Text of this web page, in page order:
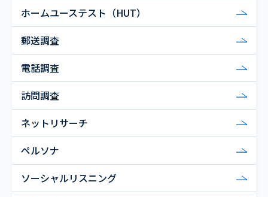
ホームユーステスト（HUT）
郵送調査
電話調査
訪問調査
ネットリサーチ
ペルソナ
ソーシャルリスニング